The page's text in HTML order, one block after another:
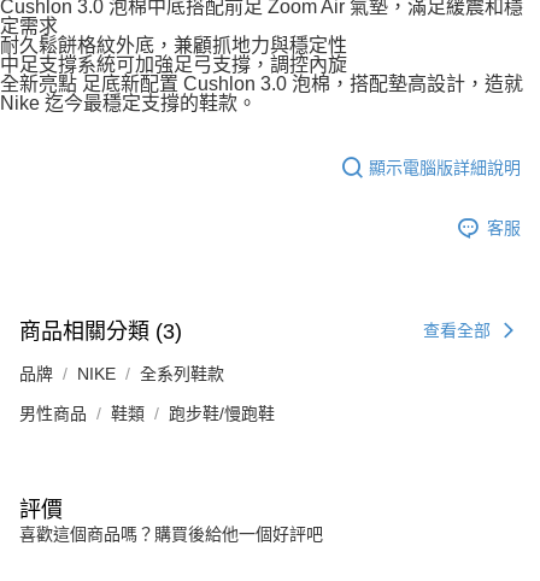
Cushlon 3.0 泡棉中底搭配前足 Zoom Air 氣墊，滿足緩震和穩
定需求
耐久鬆餅格紋外底，兼顧抓地力與穩定性
中足支撐系統可加強足弓支撐，調控內旋
全新亮點 足底新配置 Cushlon 3.0 泡棉，搭配墊高設計，造就
Nike 迄今最穩定支撐的鞋款。
顯示電腦版詳細說明
客服
商品相關分類 (3) 查看全部
品牌 NIKE 全系列鞋款
男性商品 鞋類 跑步鞋/慢跑鞋
評價
喜歡這個商品嗎？購買後給他一個好評吧